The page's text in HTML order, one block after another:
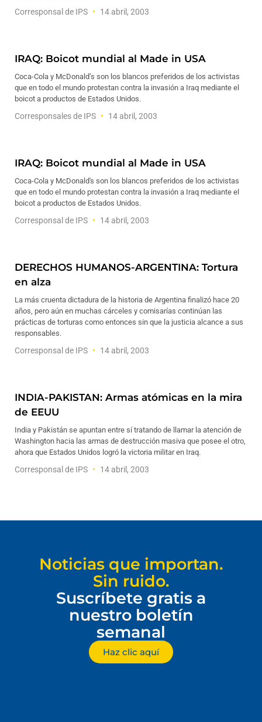
Corresponsal de IPS 14 abril, 2003
IRAQ: Boicot mundial al Made in USA
Coca-Cola y McDonald’s son los blancos preferidos de los activistas
que en todo el mundo protestan contra la invasión a Iraq mediante el
boicot a productos de Estados Unidos.
Corresponsales de IPS 14 abril, 2003
IRAQ: Boicot mundial al Made in USA
Coca-Cola y McDonald's son los blancos preferidos de los activistas
que en todo el mundo protestan contra la invasión a Iraq mediante el
boicot a productos de Estados Unidos.
Corresponsal de IPS 14 abril, 2003
DERECHOS HUMANOS-ARGENTINA: Tortura
en alza
La más cruenta dictadura de la historia de Argentina finalizó hace 20
años, pero aún en muchas cárceles y comisarías continúan las
prácticas de torturas como entonces sin que la justicia alcance a sus
responsables.
Corresponsal de IPS 14 abril, 2003
INDIA-PAKISTAN: Armas atómicas en la mira
de EEUU
India y Pakistán se apuntan entre sí tratando de llamar la atención de
Washington hacia las armas de destrucción masiva que posee el otro,
ahora que Estados Unidos logró la victoria militar en Iraq.
Corresponsal de IPS 14 abril, 2003
Noticias que importan.
Sin ruido.
Suscríbete gratis a
nuestro boletín
semanal
Haz clic aquí